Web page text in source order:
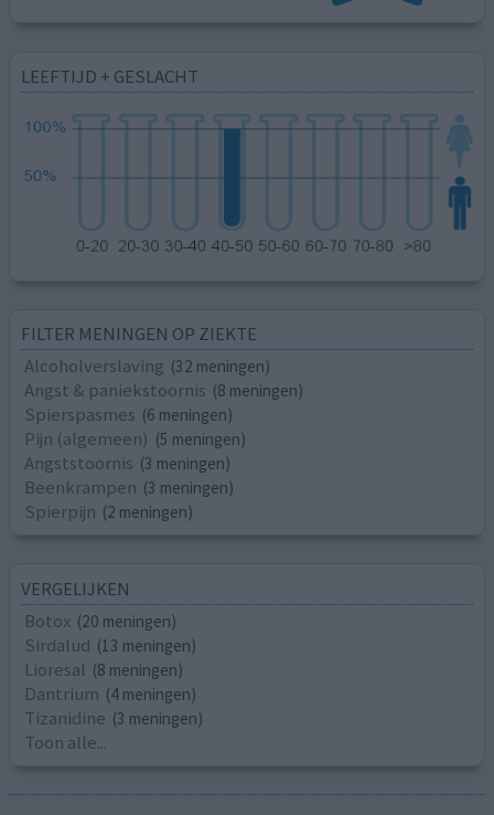
LEEFTIJD + GESLACHT
FILTER MENINGEN OP ZIEKTE
Alcoholverslaving (32 meningen)
Angst & paniekstoornis (8 meningen)
Spierspasmes (6 meningen)
Pijn (algemeen) (5 meningen)
Angststoornis (3 meningen)
Beenkrampen (3 meningen)
Spierpijn (2 meningen)
VERGELIJKEN
Botox (20 meningen)
Sirdalud (13 meningen)
Lioresal (8 meningen)
Dantrium (4 meningen)
Tizanidine (3 meningen)
Toon alle...